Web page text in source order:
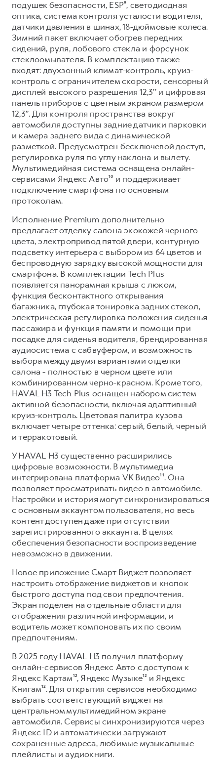
подушек безопасности, ESP⁹, светодиодная
оптика, система контроля усталости водителя,
датчики давления в шинах, 18-дюймовые колеса.
Зимний пакет включает обогрев передних
сидений, руля, лобового стекла и форсунок
стеклоомывателя. В комплектацию также
входят: двухзонный климат-контроль, круиз-
контроль с ограничителем скорости, сенсорный
дисплей высокого разрешения 12,3’’ и цифровая
панель приборов с цветным экраном размером
12,3’’. Для контроля пространства вокруг
автомобиля доступны задние датчики парковки
и камера заднего вида с динамической
разметкой. Предусмотрен бесключевой доступ,
регулировка руля по углу наклона и вылету.
Мультимедийная система оснащена онлайн-
сервисами Яндекс Авто¹⁰ и поддерживает
подключение смартфона по основным
протоколам.
Исполнение Premium дополнительно
предлагает отделку салона экокожей черного
цвета, электропривод пятой двери, контурную
подсветку интерьера с выбором из 64 цветов и
беспроводную зарядку высокой мощности для
смартфона. В комплектации Tech Plus
появляется панорамная крыша с люком,
функция бесконтактного открывания
багажника, глубокая тонировка задних стекол,
электрическая регулировка положения сиденья
пассажира и функция памяти и помощи при
посадке для сиденья водителя, брендированная
аудиосистема с сабвуфером, и возможность
выбора между двумя вариантами отделки
салона - полностью в черном цвете или
комбинированном черно-красном. Кроме того,
HAVAL H3 Tech Plus оснащен набором систем
активной безопасности, включая адаптивный
круиз-контроль. Цветовая палитра кузова
включает четыре оттенка: серый, белый, черный
и терракотовый.
У HAVAL H3 существенно расширились
цифровые возможности. В мультимедиа
интегрирована платформа VK Видео¹¹. Она
позволяет просматривать видео в автомобиле.
Настройки и история могут синхронизироваться
с основным аккаунтом пользователя, но весь
контент доступен даже при отсутствии
зарегистрированного аккаунта. В целях
обеспечения безопасности воспроизведение
невозможно в движении.
Новое приложение Смарт Виджет позволяет
настроить отображение виджетов и кнопок
быстрого доступа под свои предпочтения.
Экран поделен на отдельные области для
отображения различной информации, и
водитель может компоновать их по своим
предпочтениям.
В 2025 году HAVAL H3 получил платформу
онлайн-сервисов Яндекс Авто с доступом к
Яндекс Картам¹², Яндекс Музыке¹² и Яндекс
Книгам¹². Для открытия сервисов необходимо
выбрать соответствующий виджет на
центральном мультимедийном экране
автомобиля. Сервисы синхронизируются через
Яндекс ID и автоматически загружают
сохраненные адреса, любимые музыкальные
плейлисты и аудиокниги.